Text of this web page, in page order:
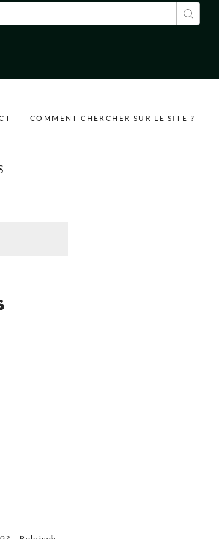
de recherche
COMMENT CHERCHER SUR LE SITE ?